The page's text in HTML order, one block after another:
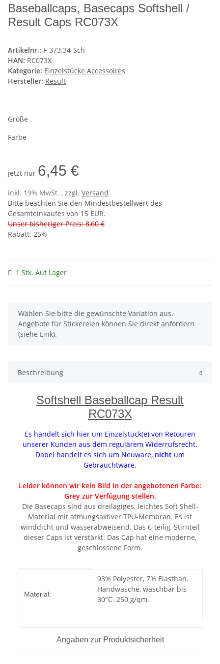
Baseballcaps, Basecaps Softshell /
Result Caps RC073X
Artikelnr.: F-373.34-Sch
HAN: RC073X
Kategorie: Einzelstücke Accessoires
Hersteller: Result
Größe
Farbe
jetzt nur 6,45 €
inkl. 19% MwSt. , zzgl. Versand
Bitte beachten Sie den Mindestbestellwert des
Gesamteinkaufes von 15 EUR.
Unser bisheriger Preis: 8,60 €
Rabatt: 25%
1 Stk. Auf Lager
x
Wählen Sie bitte die gewünschte Variation aus.
Angebote für Stickereien können Sie direkt anfordern
(siehe Link).
Beschreibung
Softshell Baseballcap Result
RC073X
Es handelt sich hier um Einzelstück(e) von Retouren
unserer Kunden aus dem regulärem Widerrufsrecht.
Dabei handelt es sich um Neuware, nicht um
Gebrauchtware.
Leider können wir kein Bild in der angebotenen Farbe:
Grey zur Verfügung stellen.
Die Basecaps sind aus dreilagiges, leichtes Soft Shell-
Material mit atmungsaktiver TPU-Membran. Es ist
winddicht und wasserabweisend. Das 6-teilig, Stirnteil
dieser Caps ist verstärkt. Das Cap hat eine moderne,
geschlossene Form.
Material:
93% Polyester, 7% Elasthan.
Handwäsche, waschbar bis
30°C. 250 g/qm.
Angaben zur Produktsicherheit